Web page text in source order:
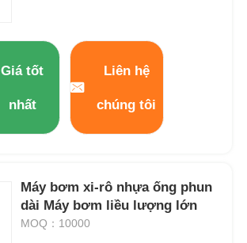
Giá tốt
nhất
Liên hệ
chúng tôi
Máy bơm xi-rô nhựa ống phun
dài Máy bơm liều lượng lớn
MOQ：10000